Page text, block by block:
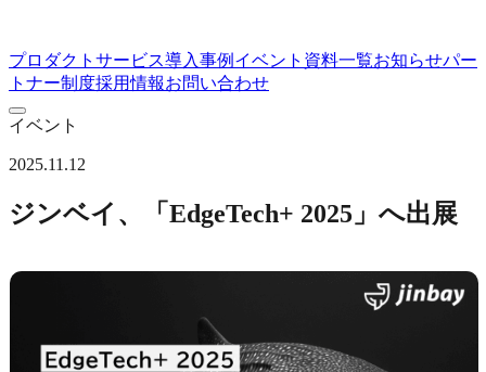
プロダクト サービス導入事例 イベント 資料一覧お知らせパー
トナー制度採用情報お問い合わせ
イベント
2025.11.12
ジンベイ、「EdgeTech+ 2025」へ出展